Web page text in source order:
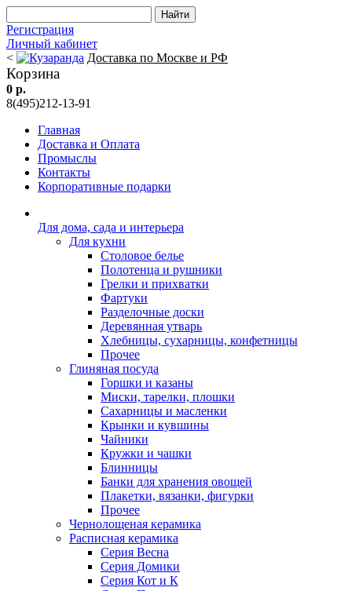
Регистрация
Личный кабинет
<
Доставка по Москве и РФ
Корзина
0 р.
8(495)212-13-91
Главная
Доставка и Оплата
Промыслы
Контакты
Корпоративные подарки
Для дома, сада и интерьера
Для кухни
Столовое белье
Полотенца и рушники
Грелки и прихватки
Фартуки
Разделочные доски
Деревянная утварь
Хлебницы, сухарницы, конфетницы
Прочее
Глиняная посуда
Горшки и казаны
Миски, тарелки, плошки
Сахарницы и масленки
Крынки и кувшины
Чайники
Кружки и чашки
Блинницы
Банки для хранения овощей
Плакетки, вязанки, фигурки
Прочее
Чернолощеная керамика
Расписная керамика
Серия Весна
Серия Домики
Серия Кот и К